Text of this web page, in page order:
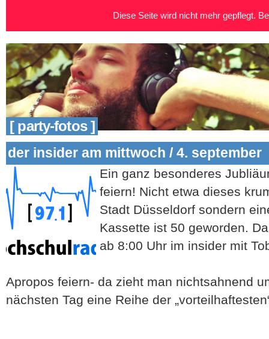
[ party-fotos ]
der insider am mittwoch / 4. september
Ein ganz besonderes
feiern! Nicht etwa dieses
Stadt Düsseldorf sondern
Kassette ist 50 geworden.
ab 8:00 Uhr im insider mit
Apropos feiern- da zieht man nichtsahnend
nächsten Tag eine Reihe der
Diese Seite wird nicht mehr gepflegt.